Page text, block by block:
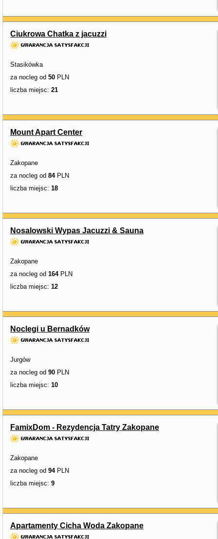
Ciukrowa Chatka z jacuzzi
Stasikówka
za nocleg od 50 PLN
liczba miejsc: 21
Mount Apart Center
Zakopane
za nocleg od 84PLN
liczba miejsc: 18
Nosalowski Wypas Jacuzzi & Sauna
Zakopane
za nocleg od 164PLN
liczba miejsc: 12
Noclegi u Bernadków
Jurgów
za nocleg od 90 PLN
liczba miejsc: 10
FamixDom - Rezydencja Tatry Zakopane
Zakopane
za nocleg od 94PLN
liczba miejsc: 9
Apartamenty Cicha Woda Zakopane